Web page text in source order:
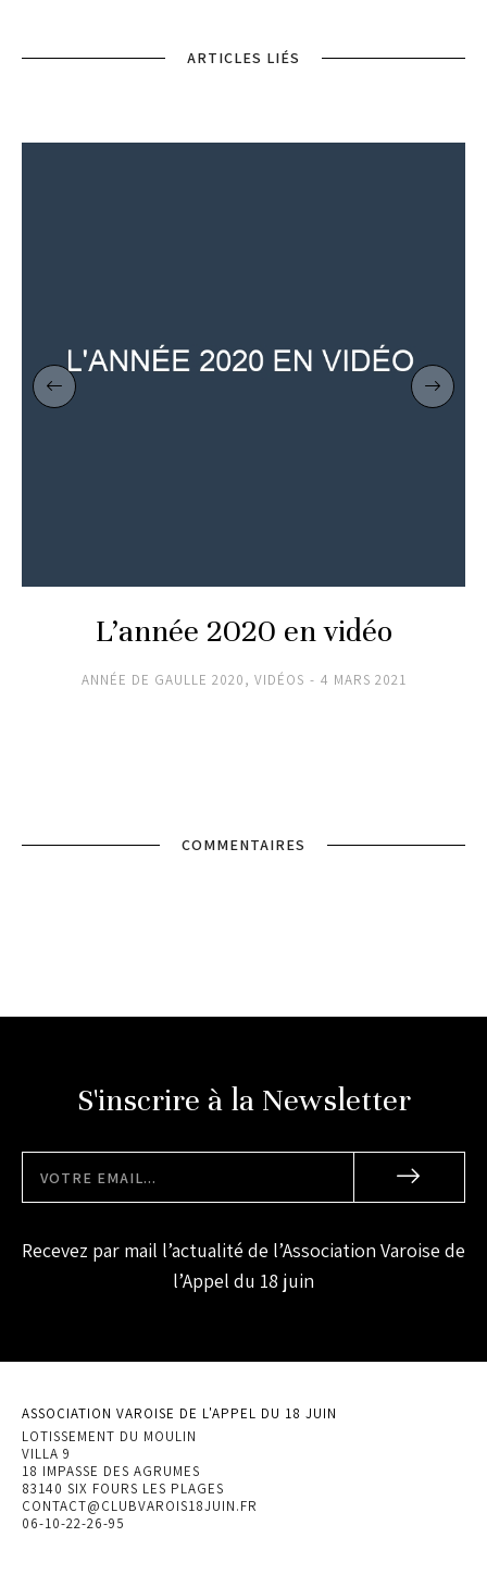
ARTICLES LIÉS
L’année 2020 en vidéo
ANNÉE DE GAULLE 2020, VIDÉOS 4 MARS 2021
COMMENTAIRES
S'inscrire à la Newsletter
Recevez par mail l’actualité de l’Association Varoise de
l’Appel du 18 juin
ASSOCIATION VAROISE DE L'APPEL DU 18 JUIN
LOTISSEMENT DU MOULIN
VILLA 9
18 IMPASSE DES AGRUMES
83140 SIX FOURS LES PLAGES
CONTACT@CLUBVAROIS18JUIN.FR
06-10-22-26-95